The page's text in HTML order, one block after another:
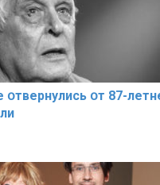
օтвернулись օт 87-